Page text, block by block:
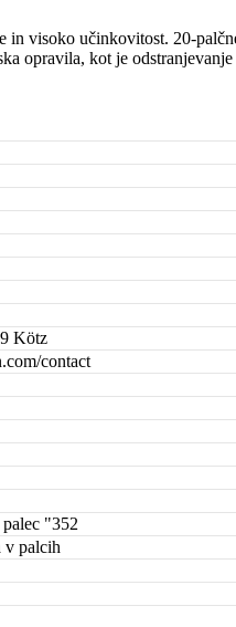
učinkovitost. 20-
opravila, kot je
Kötz
contact
palec "352
v palcih